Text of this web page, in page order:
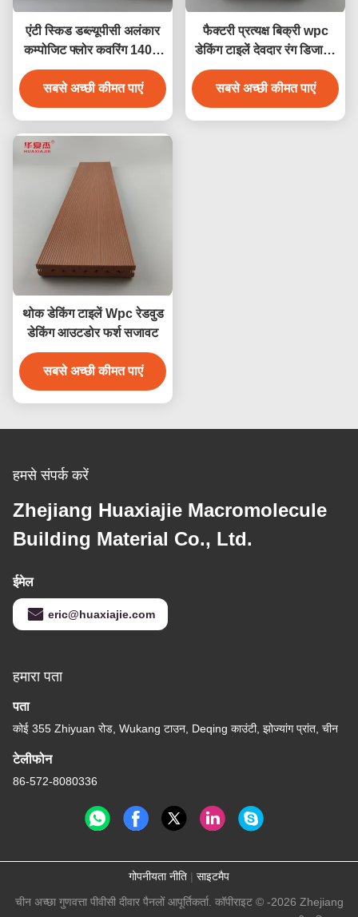
एंटी स्किड डब्ल्यूपीसी अलंकार
कम्पोजिट फ्लोर कवरिंग 140 x
25 मिमी ब्राउन कॉफी ग्रे सागौन
लकड़ी का रंग
सबसे अच्छी कीमत पाएं
फैक्टरी प्रत्यक्ष बिक्री wpc
डेकिंग टाइलें देवदार रंग डिजाइन
wpc जलरोधक टिकाऊ डेकिंग
आउटडोर
सबसे अच्छी कीमत पाएं
थोक डेकिंग टाइलें Wpc रेडवुड
डेकिंग आउटडोर फर्श सजावट
सबसे अच्छी कीमत पाएं
हमसे संपर्क करें
Zhejiang Huaxiajie Macromolecule
Building Material Co., Ltd.
ईमेल
eric@huaxiajie.com
हमारा पता
पता
कोई 355 Zhiyuan रोड, Wukang टाउन, Deqing काउंटी, झोज्यांग प्रांत, चीन
टेलीफोन
86-572-8080336
गोपनीयता नीति | साइटमैप
चीन अच्छा गुणवत्ता पीवीसी दीवार पैनलों आपूर्तिकर्ता. कॉपीराइट © -2026 Zhejiang